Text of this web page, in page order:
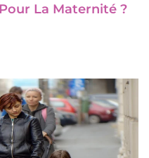
La Maternité ?